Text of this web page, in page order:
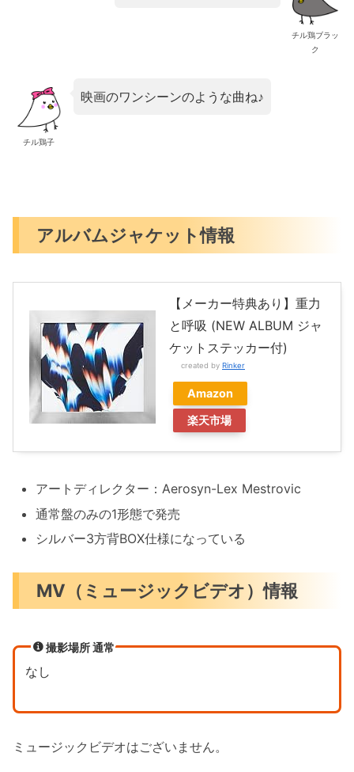
チル鶏ブラッ
ク
チル鶏子
映画のワンシーンのような曲ね♪
アルバムジャケット情報
【メーカー特典あり】重力
と呼吸 (NEW ALBUM ジャ
ケットステッカー付)
created by Rinker
Amazon
楽天市場
アートディレクター：Aerosyn-Lex Mestrovic
通常盤のみの1形態で発売
シルバー3方背BOX仕様になっている
MV（ミュージックビデオ）情報
撮影場所 通常
なし
ミュージックビデオはございません。